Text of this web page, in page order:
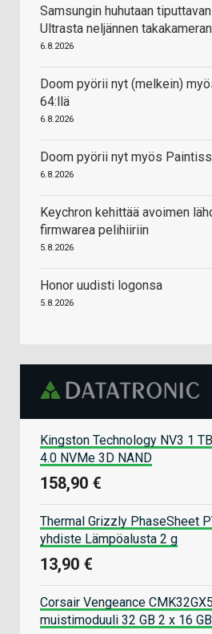
Samsungin huhutaan
Ultrasta neljännen
6.8.2026
Doom pyörii nyt (melkein)
64:llä
6.8.2026
Doom pyörii nyt myös
6.8.2026
Keychron kehittää avoimen
firmwarea pelihiiriin
5.8.2026
Honor uudisti logonsa
5.8.2026
Kingston Technology NV3 1
4.0 NVMe 3D NAND
158,90 €
Thermal Grizzly PhaseSheet
yhdiste Lämpöalusta 2 g
13,90 €
Corsair Vengeance
muistimoduuli 32 GB 2 x 16